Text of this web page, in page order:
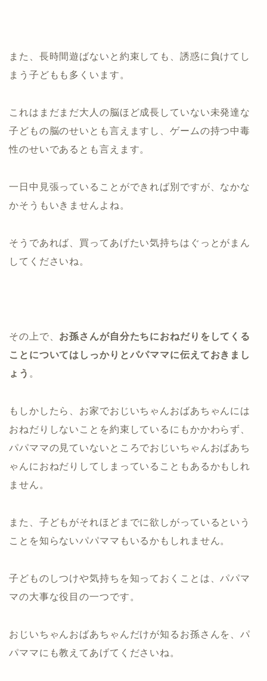
また、長時間遊ばないと約束しても、誘惑に負けてし
まう子どもも多くいます。
これはまだまだ大人の脳ほど成長していない未発達な
子どもの脳のせいとも言えますし、ゲームの持つ中毒
性のせいであるとも言えます。
一日中見張っていることができれば別ですが、なかな
かそうもいきませんよね。
そうであれば、買ってあげたい気持ちはぐっとがまん
してくださいね。
その上で、 お孫さんが自分たちにおねだりをしてくる
ことについてはしっかりとパパママに伝えておきまし
ょう 。
もしかしたら、お家でおじいちゃんおばあちゃんには
おねだりしないことを約束しているにもかかわらず、
パパママの見ていないところでおじいちゃんおばあち
ゃんにおねだりしてしまっていることもあるかもしれ
ません。
また、子どもがそれほどまでに欲しがっているという
ことを知らないパパママもいるかもしれません。
子どものしつけや気持ちを知っておくことは、パパマ
マの大事な役目の一つです。
おじいちゃんおばあちゃんだけが知るお孫さんを、パ
パママにも教えてあげてくださいね。